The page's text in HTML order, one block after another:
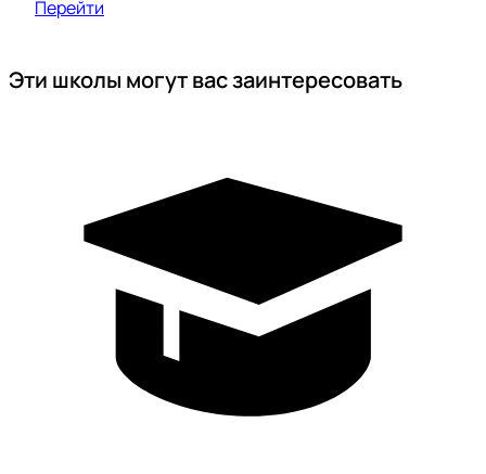
Перейти
Эти школы могут вас заинтересовать